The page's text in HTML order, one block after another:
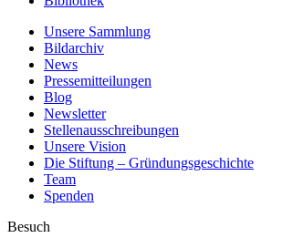
Unsere Sammlung
Bildarchiv
News
Pressemitteilungen
Blog
Newsletter
Stellenausschreibungen
Unsere Vision
Die Stiftung – Gründungsgeschichte
Team
Spenden
Besuch